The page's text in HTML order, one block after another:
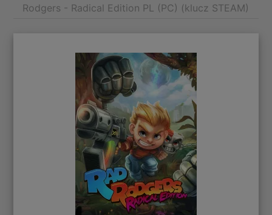
Rodgers - Radical Edition PL (PC) (klucz STEAM)